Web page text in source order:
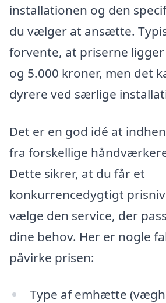
installationen og den
du vælger at ansætte.
forvente, at priserne ligger
og 5.000 kroner, men det
dyrere ved særlige
Det er en god idé at
fra forskellige
Dette sikrer, at du får et
konkurrencedygtigt
vælge den service, der
dine behov. Her er nogle
påvirke prisen:
Type af emhætte